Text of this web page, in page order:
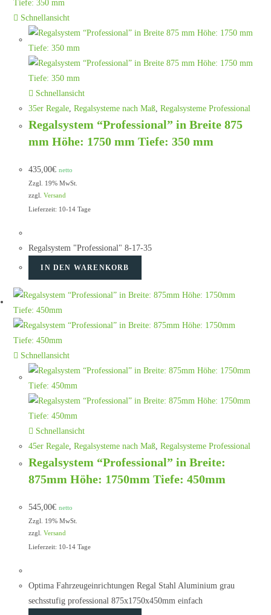
Schnellansicht
Schnellansicht
35er Regale,Regalsysteme nach Maß,Regalsysteme Professional
Regalsystem “Professional” in Breite 875
mm Höhe: 1750 mm Tiefe: 350 mm
435,00€ netto
Zzgl. 19% MwSt.
zzgl.Versand
Lieferzeit: 10-14 Tage
Regalsystem "Professional" 8-17-35
IN DEN WARENKORB
Schnellansicht
Schnellansicht
45er Regale ,Regalsysteme nach Maß ,Regalsysteme Professional
Regalsystem “Professional” in Breite:
875mm Höhe: 1750mm Tiefe: 450mm
545,00€ netto
Zzgl. 19% MwSt.
zzgl.Versand
Lieferzeit: 10-14 Tage
Optima Fahrzeugeinrichtungen Regal Stahl Aluminium grau
sechsstufig professional 875x1750x450mm einfach